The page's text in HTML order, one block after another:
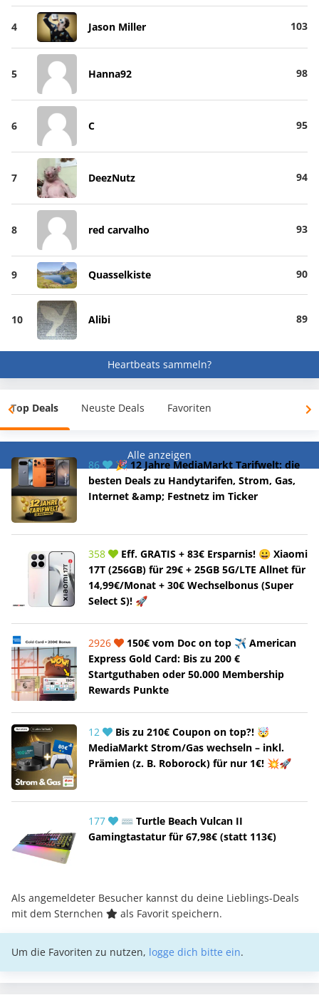
4 Jason Miller 103
5 Hanna92 98
6 C 95
7 DeezNutz 94
8 red carvalho 93
9 Quasselkiste 90
10 Alibi 89
Heartbeats sammeln?
Top Deals Neuste Deals Favoriten
Alle anzeigen
86
🎉 12 Jahre MediaMarkt Tarifwelt: die
besten Deals zu Handytarifen, Strom, Gas,
Internet &amp; Festnetz im Ticker
358
Eff. GRATIS + 83€ Ersparnis! 😀 Xiaomi
17T (256GB) für 29€ + 25GB 5G/LTE Allnet für
14,99€/Monat + 30€ Wechselbonus (Super
Select S)! 🚀
2926
150€ vom Doc on top ✈️ American
Express Gold Card: Bis zu 200 €
Startguthaben oder 50.000 Membership
Rewards Punkte
12
Bis zu 210€ Coupon on top?! 🤯
MediaMarkt Strom/Gas wechseln – inkl.
Prämien (z. B. Roborock) für nur 1€! 💥🚀
177
⌨️ Turtle Beach Vulcan II
Gamingtastatur für 67,98€ (statt 113€)
Als angemeldeter Besucher kannst du deine Lieblings-Deals
mit dem Sternchen
als Favorit speichern.
Um die Favoriten zu nutzen, logge dich bitte ein.